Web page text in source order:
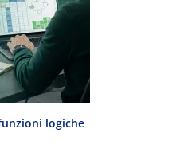
logiche